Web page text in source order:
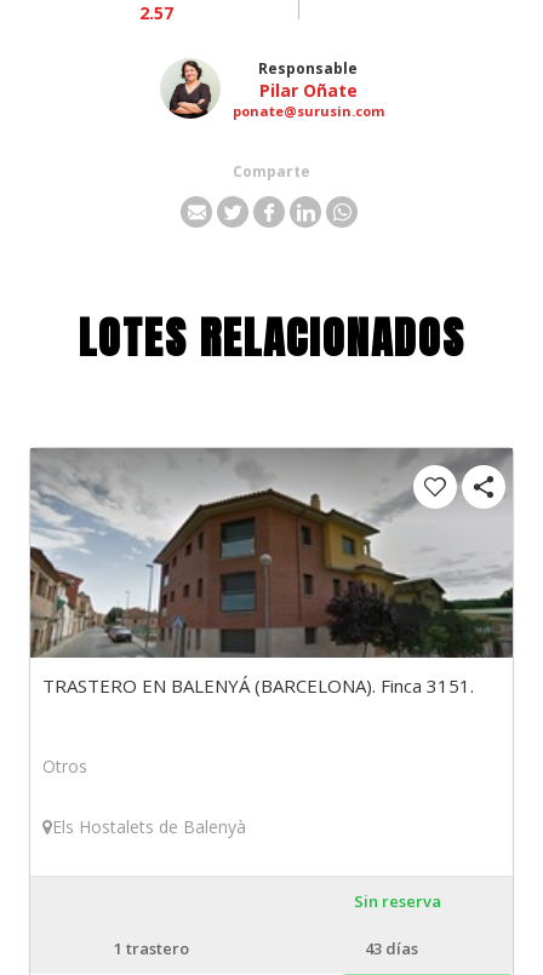
2.57
Responsable
Pilar Oñate
ponate@surusin.com
Comparte
LOTES RELACIONADOS
TRASTERO EN BALENYÁ (BARCELONA). Finca 3151.
Otros
Els Hostalets de Balenyà
Sin reserva
1 trastero 43 días